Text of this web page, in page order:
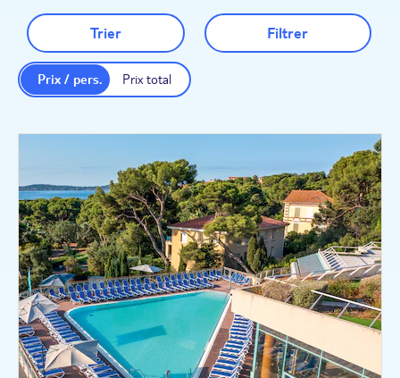
Trier Filtrer
Prix total
Prix / pers.